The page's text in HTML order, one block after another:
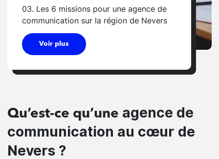
03. Les 6 missions pour une agence de
communication sur la région de Nevers
Voir plus
Qu’est-ce qu’une agence de
communication au cœur de
Nevers ?